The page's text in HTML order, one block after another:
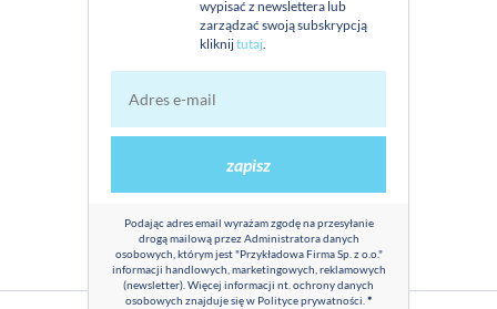
wypisać z newslettera lub
zarządzać swoją subskrypcją
kliknijtutaj.
zapisz
Podając adres email wyrażam zgodę na przesyłanie
drogą mailową przez Administratora danych
osobowych, którym jest "Przykładowa Firma Sp. z o.o."
informacji handlowych, marketingowych, reklamowych
(newsletter). Więcej informacji nt. ochrony danych
osobowych znajduje się w Polityce prywatności *